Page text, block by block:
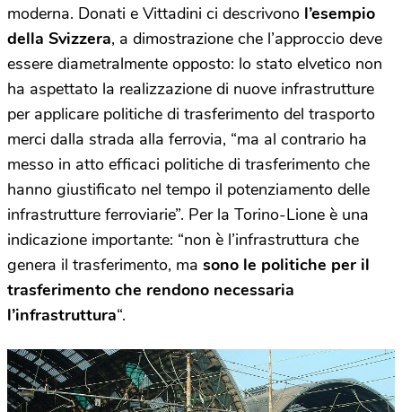
moderna. Donati e Vittadini ci descrivono l’esempio
della Svizzera, a dimostrazione che l’approccio deve
essere diametralmente opposto: lo stato elvetico non
ha aspettato la realizzazione di nuove infrastrutture
per applicare politiche di trasferimento del trasporto
merci dalla strada alla ferrovia, “ma al contrario ha
messo in atto efficaci politiche di trasferimento che
hanno giustificato nel tempo il potenziamento delle
infrastrutture ferroviarie”. Per la Torino-Lione è una
indicazione importante: “non è l’infrastruttura che
genera il trasferimento, ma sono le politiche per il
trasferimento che rendono necessaria
l’infrastruttura“.